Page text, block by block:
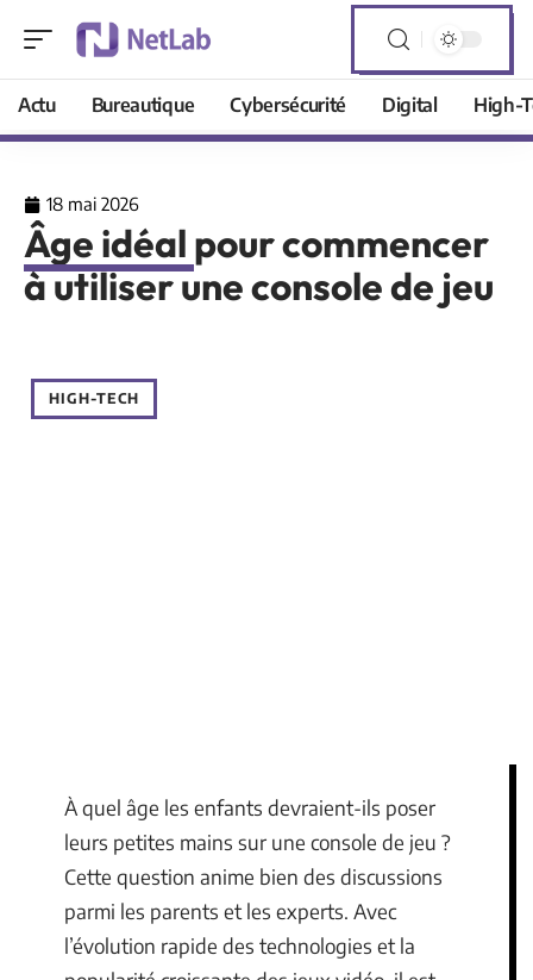
Actu Bureautique Cybersécurité Digital High-
18 mai 2026
Âge idéal pour commencer
à utiliser une console de jeu
HIGH-TECH
À quel âge les enfants devraient-ils poser
leurs petites mains sur une console de jeu ?
Cette question anime bien des discussions
parmi les parents et les experts. Avec
l’évolution rapide des technologies et la